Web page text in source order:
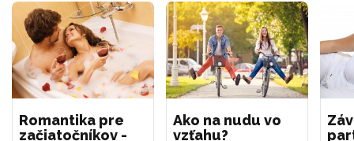
Romantika pre
začiatočníkov -
Ako na nudu vo
vzťahu?